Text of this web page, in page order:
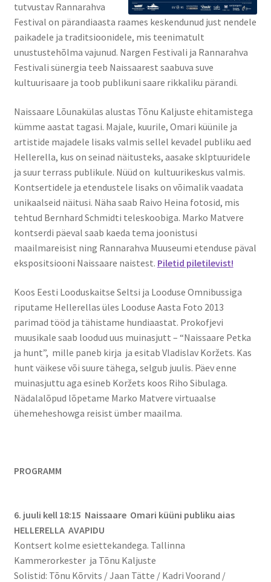
Sadam
Naissaare sadama ajalugu
Navigatsiooni info
Saunad
Saun kaminaruumiga
Saunamaja
Tegevused
Dresiinisõidud
Ekskursioonid
Jalgsimatk
Matkarajad
Orienteerumine
Catering
tutvustav Rannarahva
Festival on pärandiaasta raames keskendunud just nendele
paikadele ja traditsioonidele, mis teenimatult
unustustehõlma vajunud. Nargen Festivali ja Rannarahva
Festivali sünergia teeb Naissaarest saabuva suve
kultuurisaare ja toob publikuni saare rikkaliku pärandi.
Naissaare Lõunakülas alustas Tõnu Kaljuste ehitamistega
kümme aastat tagasi. Majale, kuurile, Omari küünile ja
artistide majadele lisaks valmis sellel kevadel publiku aed
Hellerella, kus on seinad näitusteks, aasake sklptuuridele
ja suur terrass publikule. Nüüd on kultuurikeskus valmis.
Kontsertidele ja etendustele lisaks on võimalik vaadata
unikaalseid näitusi. Näha saab Raivo Heina fotosid, mis
tehtud Bernhard Schmidti teleskoobiga. Marko Matvere
kontserdi päeval saab kaeda tema joonistusi
maailmareisist ning Rannarahva Muuseumi etenduse päval
ekspositsiooni Naissaare naistest. Piletid piletilevist!
Koos Eesti Looduskaitse Seltsi ja Looduse Omnibussiga
riputame Hellerellas üles Looduse Aasta Foto 2013
parimad tööd ja tähistame hundiaastat. Prokofjevi
muusikale saab loodud uus muinasjutt – “Naissaare Petka
ja hunt”, mille paneb kirja ja esitab Vladislav Koržets. Kas
hunt väikese või suure tähega, selgub juulis. Päev enne
muinasjuttu aga esineb Koržets koos Riho Sibulaga.
Nädalalõpud lõpetame Marko Matvere virtuaalse
ühemeheshowga reisist ümber maailma.
PROGRAMM
6. juuli kell 18:15 Naissaare Omari küüni publiku aias
HELLERELLA AVAPIDU
Kontsert kolme esiettekandega. Tallinna
Kammerorkester ja Tõnu Kaljuste
Solistid: Tõnu Kõrvits / Jaan Tätte / Kadri Voorand /